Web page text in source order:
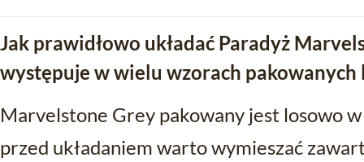
Jak prawidłowo układać Paradyż
występuje w wielu wzorach pakowanych
Marvelstone Grey pakowany jest losowo
przed układaniem warto wymieszać